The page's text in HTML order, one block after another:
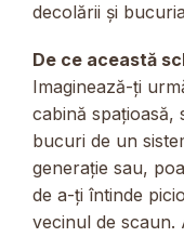
decolării și
De ce această
Imaginează-ți
cabină spațioasă,
bucuri de un
generație sau,
de a-ți întinde
vecinul de scaun.